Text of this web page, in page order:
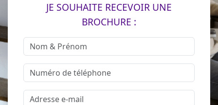
JE SOUHAITE RECEVOIR UNE
BROCHURE :